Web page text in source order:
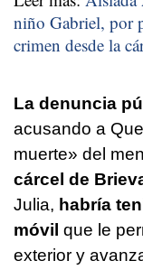
niño Gabriel, por
crimen desde la
La denuncia
acusando a
muerte» del
cárcel de
Julia, habría
móvil que le
exterior y